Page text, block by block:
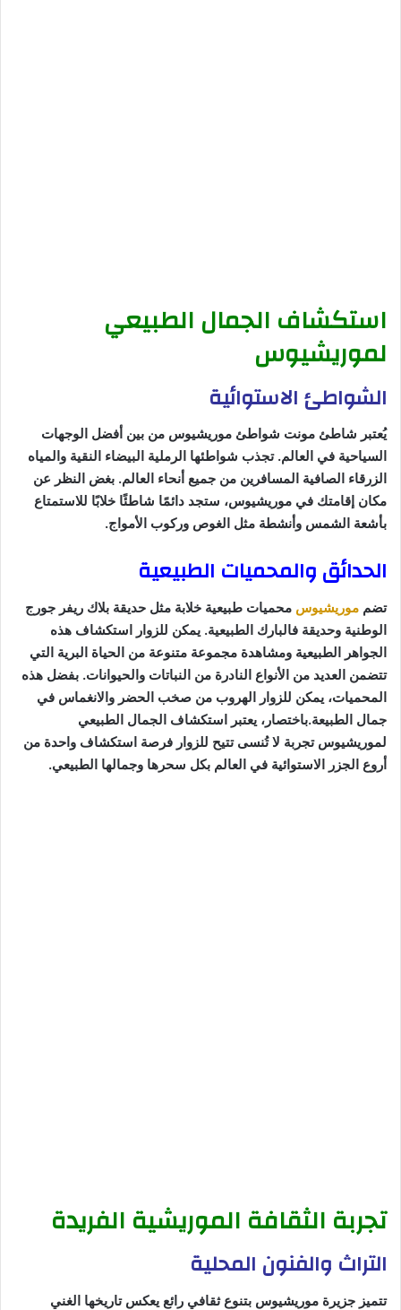
استكشاف الجمال الطبيعي
لموريشيوس
الشواطئ الاستوائية
يُعتبر شاطئ مونت شواطئ موريشيوس من بين أفضل الوجهات
السياحية في العالم. تجذب شواطئها الرملية البيضاء النقية والمياه
الزرقاء الصافية المسافرين من جميع أنحاء العالم. بغض النظر عن
مكان إقامتك في موريشيوس، ستجد دائمًا شاطئًا خلابًا للاستمتاع
بأشعة الشمس وأنشطة مثل الغوص وركوب الأمواج.
الحدائق والمحميات الطبيعية
تضم موريشيوس محميات طبيعية خلابة مثل حديقة بلاك ريفر جورج
الوطنية وحديقة فالبارك الطبيعية. يمكن للزوار استكشاف هذه
الجواهر الطبيعية ومشاهدة مجموعة متنوعة من الحياة البرية التي
تتضمن العديد من الأنواع النادرة من النباتات والحيوانات. بفضل هذه
المحميات، يمكن للزوار الهروب من صخب الحضر والانغماس في
جمال الطبيعة.باختصار، يعتبر استكشاف الجمال الطبيعي
لموريشيوس تجربة لا تُنسى تتيح للزوار فرصة استكشاف واحدة من
أروع الجزر الاستوائية في العالم بكل سحرها وجمالها الطبيعي.
تجربة الثقافة الموريشية الفريدة
التراث والفنون المحلية
تتميز جزيرة موريشيوس بتنوع ثقافي رائع يعكس تاريخها الغني